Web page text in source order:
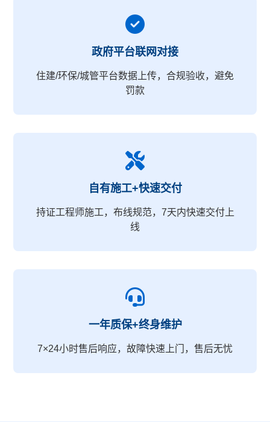
政府平台联网对接
住建/环保/城管平台数据上传，合规验收，避免
罚款
自有施工+快速交付
持证工程师施工，布线规范，7天内快速交付上
线
一年质保+终身维护
7×24小时售后响应，故障快速上门，售后无忧